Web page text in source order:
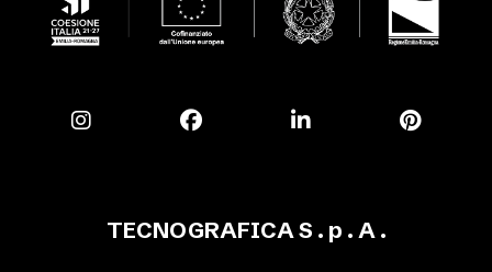
TECNOGRAFICA S . p . A .